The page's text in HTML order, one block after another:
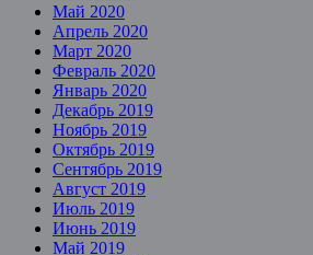
Май 2020
Апрель 2020
Март 2020
Февраль 2020
Январь 2020
Декабрь 2019
Ноябрь 2019
Октябрь 2019
Сентябрь 2019
Август 2019
Июль 2019
Июнь 2019
Май 2019